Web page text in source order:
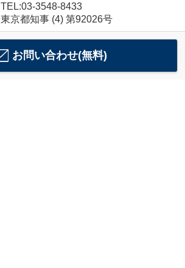
TEL:03-3548-8433
東京都知事 (4) 第92026号
お問い合わせ(無料)